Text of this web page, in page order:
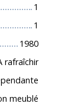
1
1
1980
rafraîchir
meublé